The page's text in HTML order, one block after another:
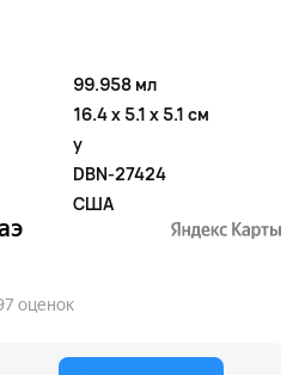
99.958 мл
16.4 x 5.1 x 5.1 см
y
DBN-27424
США